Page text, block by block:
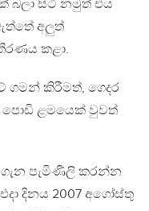
බලා සිටි නමුත් එය
අලුත්
කළා.
ගමන් කිරීමත්, ගෙදර
පොඩි ළමයෙක් වුවත්
ගැන පැමිණිලි කරන්න
දිනය 2007 අගෝස්තු